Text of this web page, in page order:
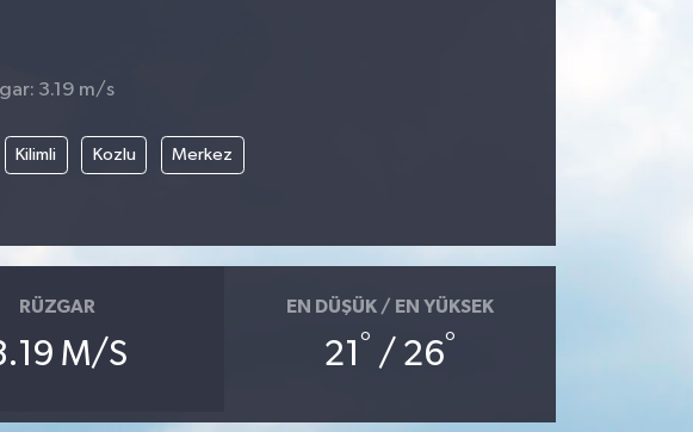
3.19 m/s
Kilimli Kozlu Merkez
RÜZGAR
M/S
EN DÜŞÜK / EN YÜKSEK
21 ° / 26°